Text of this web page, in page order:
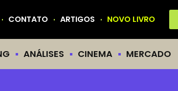
CONTATO ARTIGOS NOVO LIVRO
ANÁLISES CINEMA MERCADO